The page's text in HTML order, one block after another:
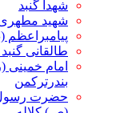
مطهری گنبد
(ص) گنبد
گنبد کاووس
خمینی (ره)
رسول اکرم